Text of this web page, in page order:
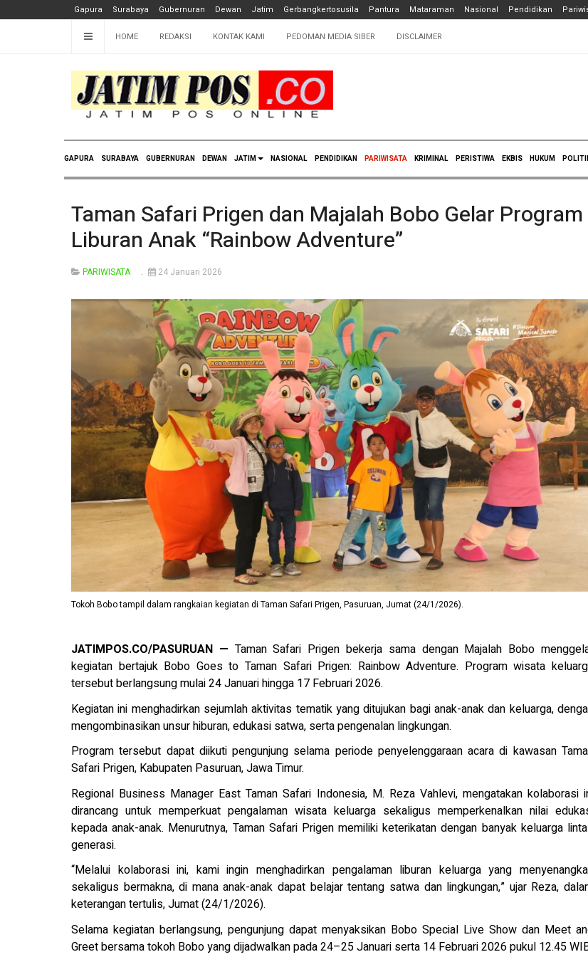
Gapura Surabaya Gubernuran Dewan Jatim Gerbangkertosusila Pantura Mataraman Nasional Pendidikan
HOME REDAKSI KONTAK KAMI PEDOMAN MEDIA SIBER DISCLAIMER
GAPURA SURABAYA GUBERNURAN DEWAN JATIM NASIONAL PENDIDIKAN PARIWISATA KRIMINAL PERISTIWA EKBIS HUKUM
Taman Safari Prigen dan Majalah Bobo Gelar Program
Liburan Anak “Rainbow Adventure”
PARIWISATA 24 Januari 2026
Tokoh Bobo tampil dalam rangkaian kegiatan di Taman Safari Prigen, Pasuruan, Jumat (24/1/2026).
JATIMPOS.CO/PASURUAN — Taman Safari Prigen bekerja sama dengan Majalah Bobo
kegiatan bertajuk Bobo Goes to Taman Safari Prigen: Rainbow Adventure. Program wisata
tersebut berlangsung mulai 24 Januari hingga 17 Februari 2026.
Kegiatan ini menghadirkan sejumlah aktivitas tematik yang ditujukan bagi anak-anak dan keluarga,
mengombinasikan unsur hiburan, edukasi satwa, serta pengenalan lingkungan.
Program tersebut dapat diikuti pengunjung selama periode penyelenggaraan acara di kawasan
Safari Prigen, Kabupaten Pasuruan, Jawa Timur.
Regional Business Manager East Taman Safari Indonesia, M. Reza Vahlevi, mengatakan kolaborasi
dirancang untuk memperkuat pengalaman wisata keluarga sekaligus memperkenalkan nilai
kepada anak-anak. Menurutnya, Taman Safari Prigen memiliki keterikatan dengan banyak keluarga
generasi.
“Melalui kolaborasi ini, kami ingin menghadirkan pengalaman liburan keluarga yang
sekaligus bermakna, di mana anak-anak dapat belajar tentang satwa dan lingkungan,” ujar Reza,
keterangan tertulis, Jumat (24/1/2026).
Selama kegiatan berlangsung, pengunjung dapat menyaksikan Bobo Special Live Show dan Meet
Greet bersama tokoh Bobo yang dijadwalkan pada 24–25 Januari serta 14 Februari 2026 pukul 12.45